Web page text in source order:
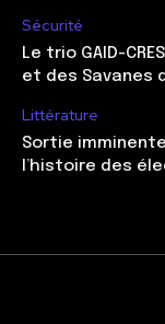
Sécurité
Le trio GAID-
et des Savanes
Littérature
Sortie
l’histoire des